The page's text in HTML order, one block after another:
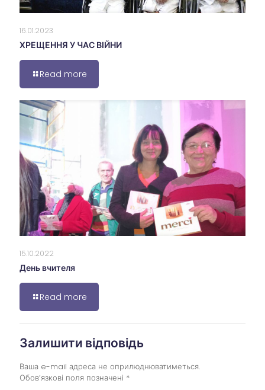
16.01.2023
ХРЕЩЕННЯ У ЧАС ВІЙНИ
Read more
15.10.2022
День вчителя
Read more
Залишити відповідь
Ваша e-mail адреса не оприлюднюватиметься.
Обов’язкові поля позначені *